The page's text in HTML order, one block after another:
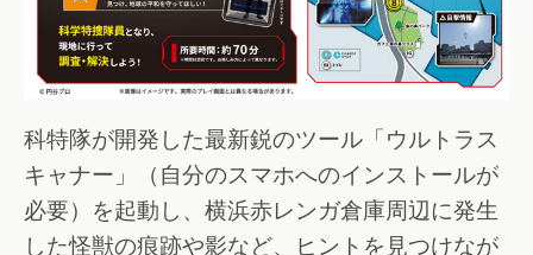
科特隊が開発した最新鋭のツール「ウルトラス
キャナー」（自分のスマホへのインストールが
必要）を起動し、横浜赤レンガ倉庫周辺に発生
した怪獣の痕跡や影など、ヒントを見つけなが